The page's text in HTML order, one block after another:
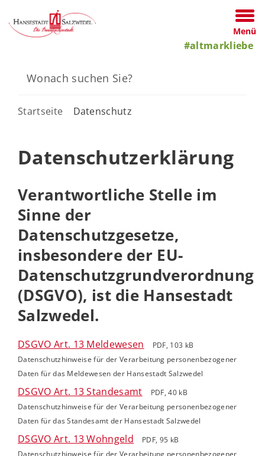
Menü
#altmarkliebe
Startseite Datenschutz
Datenschutzerklärung
Verantwortliche Stelle im
Sinne der
Datenschutzgesetze,
insbesondere der EU-
Datenschutzgrundverordnung
(DSGVO), ist die Hansestadt
Salzwedel.
DSGVO Art. 13 Meldewesen
PDF, 103 kB
Datenschutzhinweise für der Verarbeitung personenbezogener
Daten für das Meldewesen der Hansestadt Salzwedel
DSGVO Art. 13 Standesamt
PDF, 40 kB
Datenschutzhinweise für der Verarbeitung personenbezogener
Daten für das Standesamt der Hansestadt Salzwedel
DSGVO Art. 13 Wohngeld
PDF, 95 kB
Datenschutzhinweise für der Verarbeitung personenbezogener